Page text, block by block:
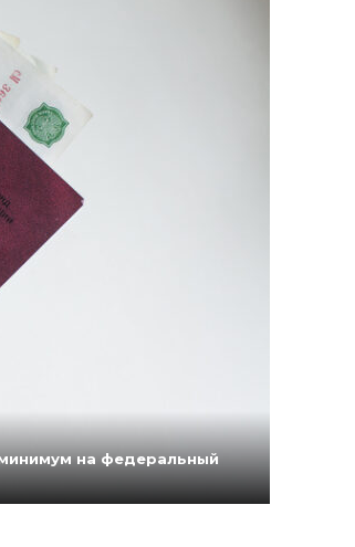
на федеральный